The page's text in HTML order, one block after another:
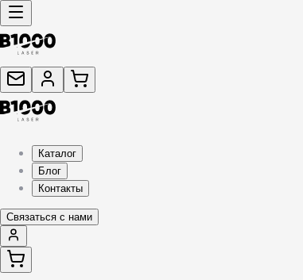
Каталог
Блог
Контакты
Связаться с нами